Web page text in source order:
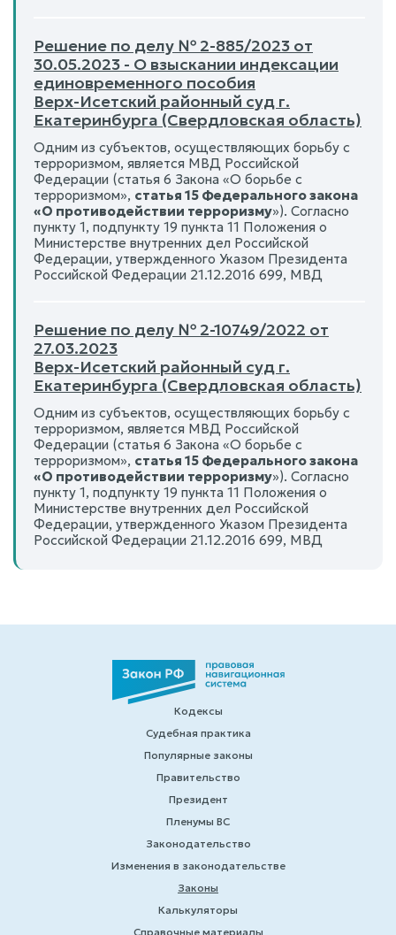
Решение по делу № 2-885/2023 от
30.05.2023 - О взыскании индексации
единовременного пособия
Верх-Исетский районный суд г.
Екатеринбурга (Свердловская область)
Одним из субъектов, осуществляющих борьбу с
терроризмом, является МВД Российской
Федерации (статья 6 Закона «О борьбе с
терроризмом», статья 15 Федерального закона
«О противодействии терроризму»). Согласно
пункту 1, подпункту 19 пункта 11 Положения о
Министерстве внутренних дел Российской
Федерации, утвержденного Указом Президента
Российской Федерации 21.12.2016 699, МВД
Решение по делу № 2-10749/2022 от
27.03.2023
Верх-Исетский районный суд г.
Екатеринбурга (Свердловская область)
Одним из субъектов, осуществляющих борьбу с
терроризмом, является МВД Российской
Федерации (статья 6 Закона «О борьбе с
терроризмом», статья 15 Федерального закона
«О противодействии терроризму»). Согласно
пункту 1, подпункту 19 пункта 11 Положения о
Министерстве внутренних дел Российской
Федерации, утвержденного Указом Президента
Российской Федерации 21.12.2016 699, МВД
Кодексы
Судебная практика
Популярные законы
Правительство
Президент
Пленумы ВС
Законодательство
Изменения в законодательстве
Законы
Калькуляторы
Справочные материалы